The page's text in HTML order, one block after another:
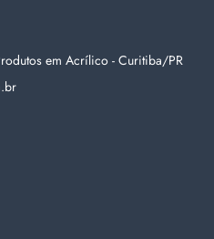
em Acrílico - Curitiba/PR